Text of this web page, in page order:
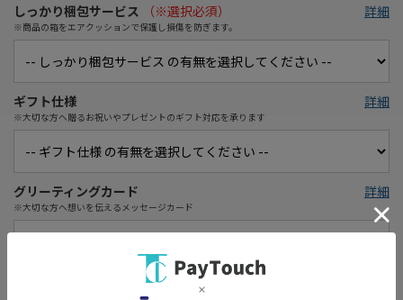
しっかり梱包サービス （※選択必須）
※商品の箱をエアクッションで保護し損傷を防ぎます。
詳細
ギフト仕様
※大切な方へ贈るお祝いやプレゼントのギフト対応を承ります
詳細
グリーティングカード
※大切な方へ想いを伝えるメッセージカード
詳細